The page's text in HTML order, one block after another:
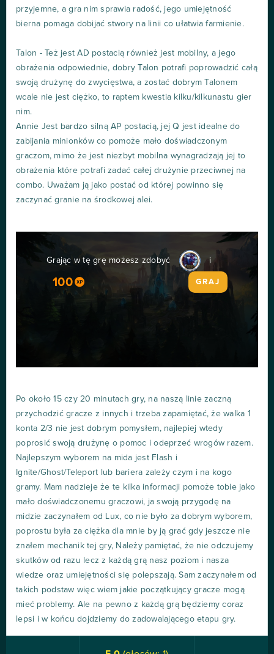
przyjemne, a gra nim sprawia radość, jego umiejętność
bierna pomaga dobijać stwory na linii co ułatwia farmienie.
Talon - Też jest AD postacią również jest mobilny, a jego
obrażenia odpowiednie, dobry Talon potrafi poprowadzić całą
swoją drużynę do zwycięstwa, a zostać dobrym Talonem
wcale nie jest ciężko, to raptem kwestia kilku/kilkunastu gier
nim.
Annie Jest bardzo silną AP postacią, jej Q jest idealne do
zabijania minionków co pomoże mało doświadczonym
graczom, mimo że jest niezbyt mobilna wynagradzają jej to
obrażenia które potrafi zadać całej drużynie przeciwnej na
combo. Uważam ją jako postać od której powinno się
zaczynać granie na środkowej alei.
Grając w tę grę możesz zdobyć i
100 GRAJ
Po około 15 czy 20 minutach gry, na naszą linie zaczną
przychodzić gracze z innych i trzeba zapamiętać, że walka 1
konta 2/3 nie jest dobrym pomysłem, najlepiej wtedy
poprosić swoją drużynę o pomoc i odeprzeć wrogów razem.
Najlepszym wyborem na mida jest Flash i
Ignite/Ghost/Teleport lub bariera zależy czym i na kogo
gramy. Mam nadzieje że te kilka informacji pomoże tobie jako
mało doświadczonemu graczowi, ja swoją przygodę na
midzie zaczynałem od Lux, co nie było za dobrym wyborem,
poprostu była za ciężka dla mnie by ją grać gdy jeszcze nie
znałem mechanik tej gry, Należy pamiętać, że nie odczujemy
skutków od razu lecz z każdą grą nasz poziom i nasza
wiedze oraz umiejętności się polepszają. Sam zaczynałem od
takich podstaw więc wiem jakie początkujący gracze mogą
mieć problemy. Ale na pewno z każdą grą będziemy coraz
lepsi i w końcu dojdziemy do zadowalającego etapu gry.